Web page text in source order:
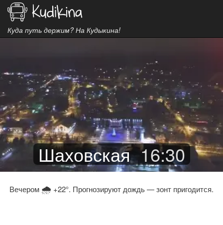
Куда путь держим? На Кудыкина!
Шаховская 16:30
Вечером 🌧 +22°. Прогнозируют дождь — зонт пригодится.